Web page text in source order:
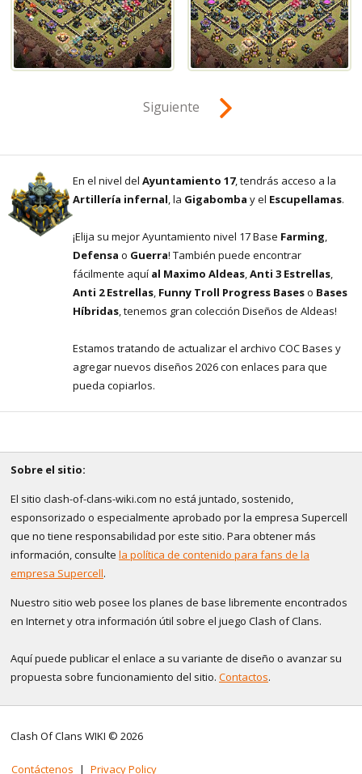
Siguiente
En el nivel del Ayuntamiento 17, tendrás acceso a la
Artillería infernal , la Gigabomba y el Escupellamas.
¡Elija su mejor Ayuntamiento nivel 17 Base Farming
Defensa o Guerra! También puede encontrar
fácilmente aquí al Maximo Aldeas Anti 3 Estrellas
Anti 2 Estrellas Funny Troll Progress Baseso Bases
Híbridas , tenemos gran colección Diseños de Aldeas!
Estamos tratando de actualizar el archivo COC Bases y
agregar nuevos diseños 2026 con enlaces para que
pueda copiarlos.
Sobre el sitio:
El sitio clash-of-clans-wiki.com no está juntado, sostenido,
esponsorizado o especialmente aprobado por la empresa Supercell
que no tiene responsabilidad por este sitio. Para obtener más
información, consulte la política de contenido para fans de la
empresa Supercell.
Nuestro sitio web posee los planes de base libremente encontrados
en Internet y otra información útil sobre el juego Clash of Clans.
Aquí puede publicar el enlace a su variante de diseño o avanzar su
propuesta sobre funcionamiento del sitio. Contactos.
Clash Of Clans WIKI © 2026
Contáctenos | Privacy Policy